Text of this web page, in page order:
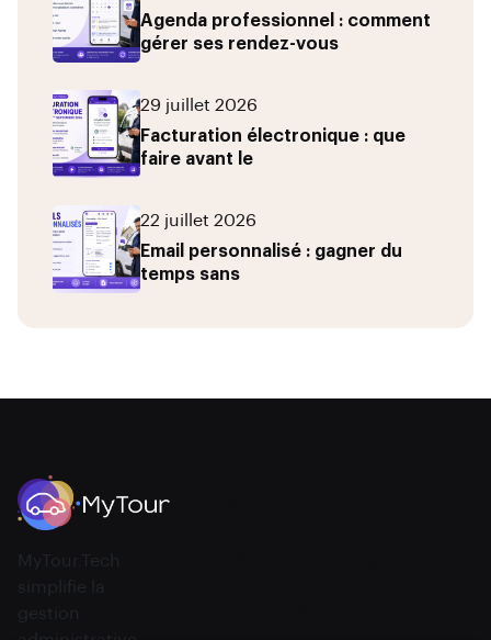
Agenda professionnel : comment
gérer ses rendez-vous
29 juillet 2026
Facturation électronique : que
faire avant le
22 juillet 2026
Email personnalisé : gagner du
temps sans
Connexion